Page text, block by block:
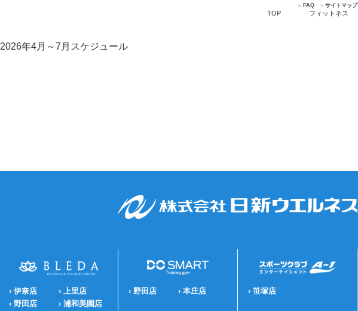
FAQ サイトマップ
TOP フィットネス
2026年4月～7月スケジュール
› 伊奈店
› 上里店
› 野田店
› 浦和美園店
› 野田店 › 本庄店 › 笹塚店